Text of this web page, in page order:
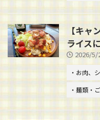
【キャ
ライス
2026/5/
・お肉、
・麺類・